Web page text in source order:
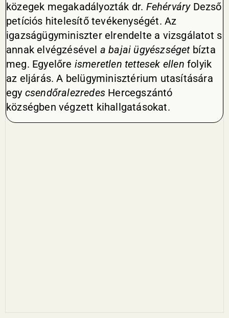
közegek megakadályozták dr. FehérváryDezső
petíciós hitelesítő tevékenységét. Az
igazságügyminiszter elrendelte a vizsgálatot s
annak elvégzésével a bajai ügyészségetbízta
meg. Egyelőre ismeretlen tettesek ellen folyik
az eljárás. A belügyminisztérium utasítására
egy csendőralezredes Hercegszántó
községben végzett kihallgatásokat.